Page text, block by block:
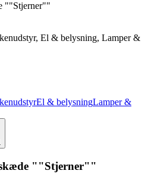
""Stjerner""
El & belysning, Lamper &
El & belysningLamper &
""Stjerner""